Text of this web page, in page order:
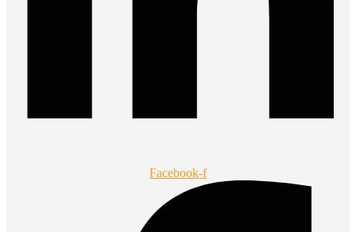
Facebook-f